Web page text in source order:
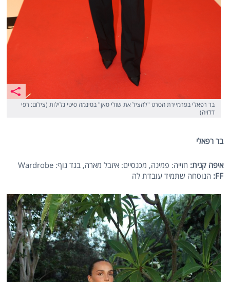
בר רפאלי בפרמיירת הסרט "להציל את שולי סאן" בסינמה סיטי גלילות (צילום: רפי
דלויה)
בר רפאלי
איפה קנית: חזייה: פמינה, מכנסיים: איזבל מארה, בגד גוף: Wardrobe
FF
: הנוסחה שתמיד עובדת לה